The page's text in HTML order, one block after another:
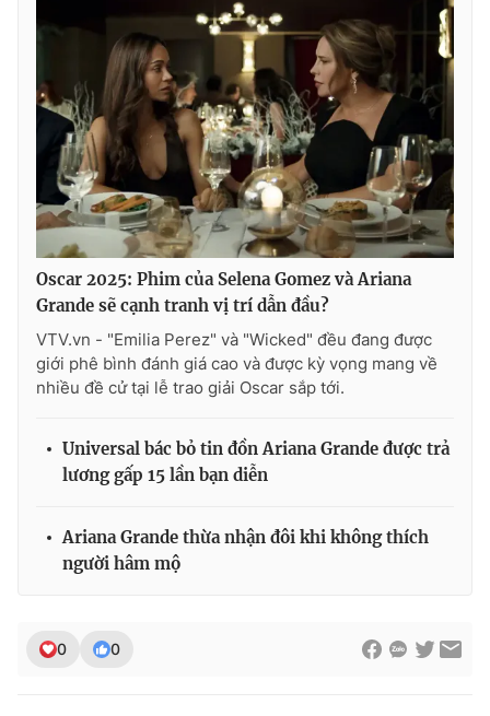
Oscar 2025: Phim của Selena Gomez và Ariana
Grande sẽ cạnh tranh vị trí dẫn đầu?
VTV.vn - "Emilia Perez" và "Wicked" đều đang được
giới phê bình đánh giá cao và được kỳ vọng mang về
nhiều đề cử tại lễ trao giải Oscar sắp tới.
Universal bác bỏ tin đồn Ariana Grande được trả
lương gấp 15 lần bạn diễn
Ariana Grande thừa nhận đôi khi không thích
người hâm mộ
0 0